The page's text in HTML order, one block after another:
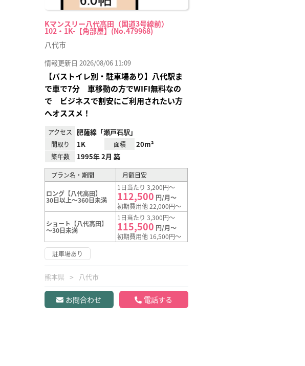
Kマンスリー八代高田（国道3号線前）
102・1K-【角部屋】(No.479968)
八代市
情報更新日 2026/08/06 11:09
【バストイレ別・駐車場あり】八代駅ま
で車で7分 車移動の方でWIFI無料なの
で ビジネスで割安にご利用されたい方
へオススメ！
アクセス 肥薩線「瀬戸石駅」
間取り 1K 面積 20m²
築年数 1995年 2月 築
プラン名・期間 月額目安
ロング【八代高田】
30日以上～360日未満
1日当たり 3,200円～
112,500 円/月～
初期費用他 22,000円～
ショート【八代高田】
～30日未満
1日当たり 3,300円～
115,500 円/月～
初期費用他 16,500円～
駐車場あり
熊本県 八代市
お問合わせ 電話する